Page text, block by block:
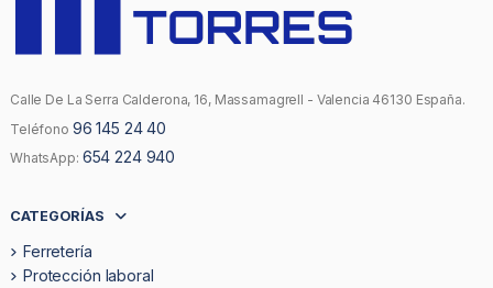
Calle De La Serra Calderona, 16, Massamagrell - Valencia 46130 España.
Teléfono 96 145 24 40
WhatsApp: 654 224 940
CATEGORÍAS
Ferretería
Protección laboral